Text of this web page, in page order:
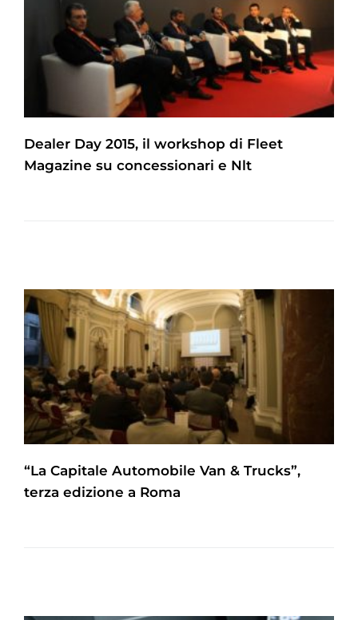
Dealer Day 2015, il workshop di Fleet
Magazine su concessionari e Nlt
“La Capitale Automobile Van & Trucks”,
terza edizione a Roma